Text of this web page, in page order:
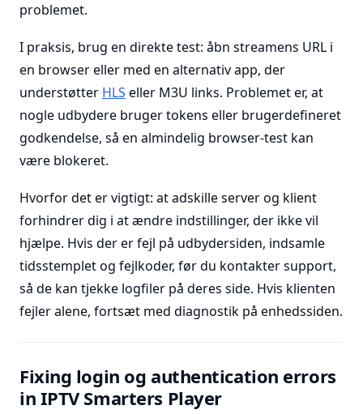
problemet.
I praksis, brug en direkte test: åbn streamens URL i
en browser eller med en alternativ app, der
understøtter HLS eller M3U links. Problemet er, at
nogle udbydere bruger tokens eller brugerdefineret
godkendelse, så en almindelig browser-test kan
være blokeret.
Hvorfor det er vigtigt: at adskille server og klient
forhindrer dig i at ændre indstillinger, der ikke vil
hjælpe. Hvis der er fejl på udbydersiden, indsamle
tidsstemplet og fejlkoder, før du kontakter support,
så de kan tjekke logfiler på deres side. Hvis klienten
fejler alene, fortsæt med diagnostik på enhedssiden.
Fixing login og authentication errors
in IPTV Smarters Player